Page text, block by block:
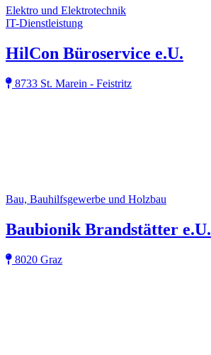
Elektro und Elektrotechnik
IT-Dienstleistung
HilCon Büroservice e.U.
8733 St. Marein - Feistritz
Bau, Bauhilfsgewerbe und Holzbau
Baubionik Brandstätter e.U.
8020 Graz